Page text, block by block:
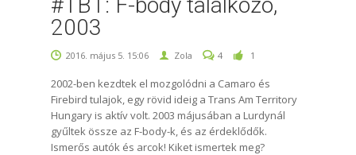
2003
2016. május 5. 15:06 Zola 4 1
2002-ben kezdtek el mozgolódni a Camaro és
Firebird tulajok, egy rövid ideig a Trans Am Territory
Hungary is aktív volt. 2003 májusában a Lurdynál
gyűltek össze az F-body-k, és az érdeklődők.
Ismerős autók és arcok! Kiket ismertek meg?